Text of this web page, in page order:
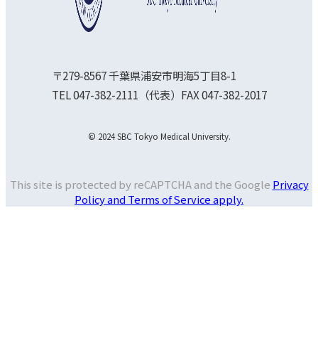
〒279-8567 千葉県浦安市明海5丁目8-1
TEL 047-382-2111（代表）FAX 047-382-2017
© 2024 SBC Tokyo Medical University.
This site is protected by reCAPTCHA and the Google Privacy
Policy and Terms of Service apply.